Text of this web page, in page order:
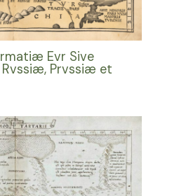
Evr Sive
Prvssiæ et